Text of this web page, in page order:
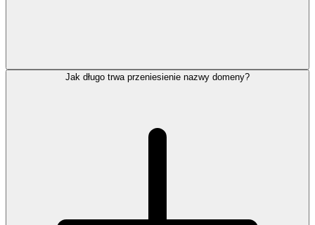
Jak długo trwa przeniesienie nazwy domeny?